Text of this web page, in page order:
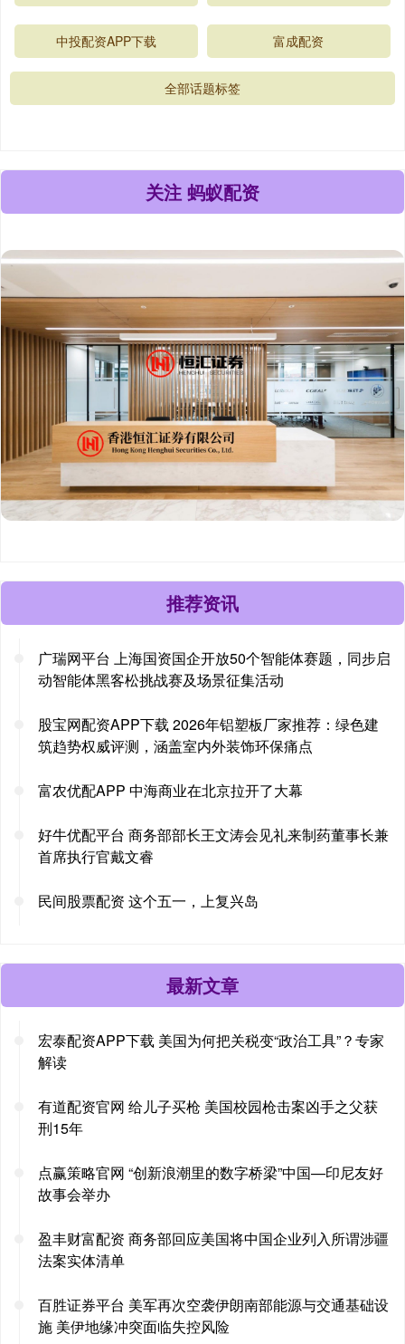
中投配资APP下载 富成配资
全部话题标签
关注 蚂蚁配资
推荐资讯
广瑞网平台 上海国资国企开放50个智能体赛题，同步启
动智能体黑客松挑战赛及场景征集活动
股宝网配资APP下载 2026年铝塑板厂家推荐：绿色建
筑趋势权威评测，涵盖室内外装饰环保痛点
富农优配APP 中海商业在北京拉开了大幕
好牛优配平台 商务部部长王文涛会见礼来制药董事长兼
首席执行官戴文睿
民间股票配资 这个五一，上复兴岛
最新文章
宏泰配资APP下载 美国为何把关税变“政治工具”？专家
解读
有道配资官网 给儿子买枪 美国校园枪击案凶手之父获
刑15年
点赢策略官网 “创新浪潮里的数字桥梁”中国—印尼友好
故事会举办
盈丰财富配资 商务部回应美国将中国企业列入所谓涉疆
法案实体清单
百胜证券平台 美军再次空袭伊朗南部能源与交通基础设
施 美伊地缘冲突面临失控风险